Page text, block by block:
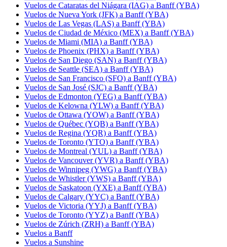
Vuelos de Cataratas del Niágara (IAG) a Banff (YBA)
Vuelos de Nueva York (JFK) a Banff (YBA)
Vuelos de Las Vegas (LAS) a Banff (YBA)
Vuelos de Ciudad de México (MEX) a Banff (YBA)
Vuelos de Miami (MIA) a Banff (YBA)
Vuelos de Phoenix (PHX) a Banff (YBA)
Vuelos de San Diego (SAN) a Banff (YBA)
Vuelos de Seattle (SEA) a Banff (YBA)
Vuelos de San Francisco (SFO) a Banff (YBA)
Vuelos de San José (SJC) a Banff (YBA)
Vuelos de Edmonton (YEG) a Banff (YBA)
Vuelos de Kelowna (YLW) a Banff (YBA)
Vuelos de Ottawa (YOW) a Banff (YBA)
Vuelos de Québec (YQB) a Banff (YBA)
Vuelos de Regina (YQR) a Banff (YBA)
Vuelos de Toronto (YTO) a Banff (YBA)
Vuelos de Montreal (YUL) a Banff (YBA)
Vuelos de Vancouver (YVR) a Banff (YBA)
Vuelos de Winnipeg (YWG) a Banff (YBA)
Vuelos de Whistler (YWS) a Banff (YBA)
Vuelos de Saskatoon (YXE) a Banff (YBA)
Vuelos de Calgary (YYC) a Banff (YBA)
Vuelos de Victoria (YYJ) a Banff (YBA)
Vuelos de Toronto (YYZ) a Banff (YBA)
Vuelos de Zúrich (ZRH) a Banff (YBA)
Vuelos a Banff
Vuelos a Sunshine